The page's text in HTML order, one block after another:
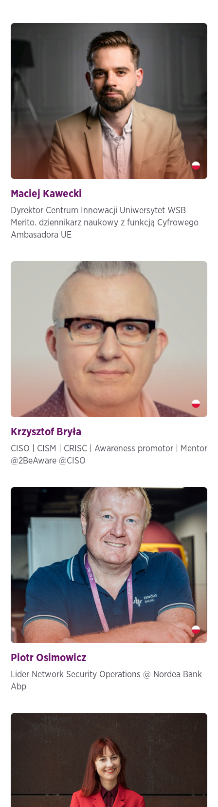
Maciej Kawecki
Dyrektor Centrum Innowacji Uniwersytet WSB
Merito. dziennikarz naukowy z funkcją Cyfrowego
Ambasadora UE
Krzysztof Bryła
CISO | CISM | CRISC | Awareness promotor | Mentor
@2BeAware @CISO
Piotr Osimowicz
Lider Network Security Operations @ Nordea Bank
Abp